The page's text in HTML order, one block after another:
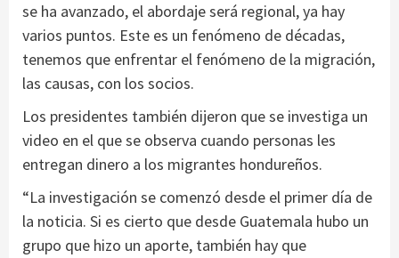
se ha avanzado, el abordaje será regional, ya hay
varios puntos. Este es un fenómeno de décadas,
tenemos que enfrentar el fenómeno de la migración,
las causas, con los socios.
Los presidentes también dijeron que se investiga un
video en el que se observa cuando personas les
entregan dinero a los migrantes hondureños.
“La investigación se comenzó desde el primer día de
la noticia. Si es cierto que desde Guatemala hubo un
grupo que hizo un aporte, también hay que